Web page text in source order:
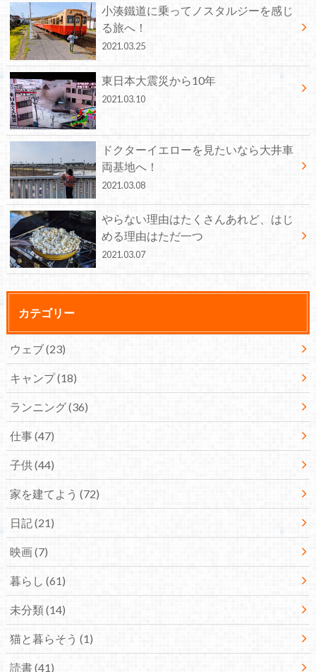
小湊鐵道に乗ってノスタルジーを感じ
る旅へ！
2021.03.25
東日本大震災から10年
2021.03.10
ドクターイエローを見たいなら大井車
両基地へ！
2021.03.08
やらない理由はたくさんあれど、はじ
める理由はただ一つ
2021.03.07
カテゴリー
ウェブ(23)
キャンプ(18)
ランニング(36)
仕事(47)
子供(44)
家を建てよう (72)
日記(21)
映画(7)
暮らし (61)
未分類(14)
猫と暮らそう (1)
読書(41)